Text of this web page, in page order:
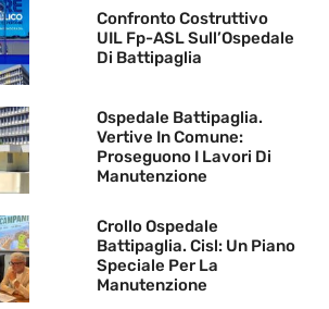
Confronto Costruttivo
UIL Fp-ASL Sull’Ospedale
Di Battipaglia
Ospedale Battipaglia.
Vertive In Comune:
Proseguono I Lavori Di
Manutenzione
Crollo Ospedale
Battipaglia. Cisl: Un Piano
Speciale Per La
Manutenzione